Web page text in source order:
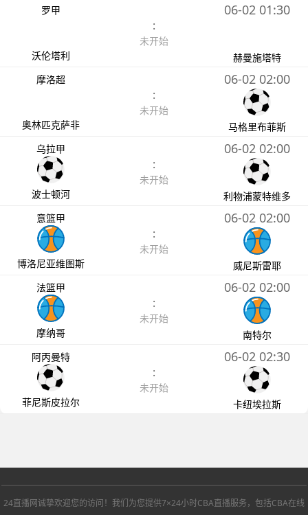
罗甲
沃伦塔利
:
未开始
06-02 01:30
赫曼施塔特
摩洛超
奥林匹克萨非
:
未开始
06-02 02:00
马格里布菲斯
乌拉甲
波士顿河
:
未开始
06-02 02:00
利物浦蒙特维多
意篮甲
博洛尼亚维图斯
:
未开始
06-02 02:00
威尼斯雷耶
法篮甲
摩纳哥
:
未开始
06-02 02:00
南特尔
阿丙曼特
菲尼斯皮拉尔
:
未开始
06-02 02:30
卡纽埃拉斯
24直播网诚挚欢迎您的访问！我们为您提供7×24小时CBA直播服务，包括CBA在线